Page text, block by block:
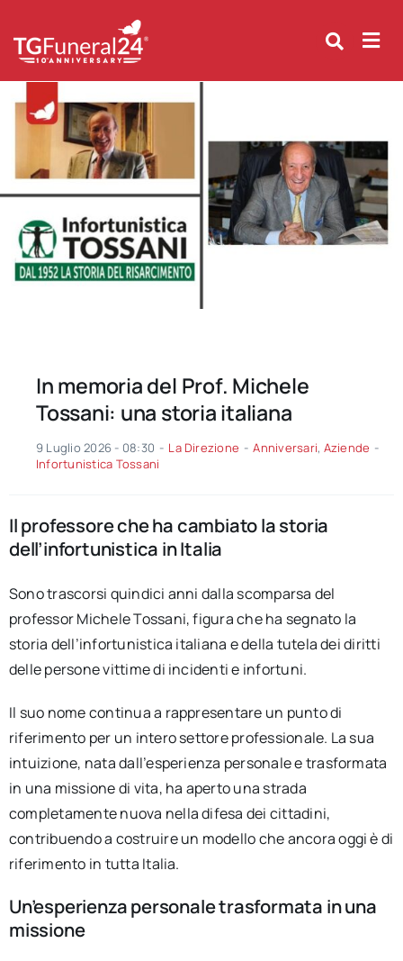
content
In memoria del Prof. Michele
Tossani: una storia italiana
9 Luglio 2026 - 08:30 - La Direzione - Anniversari, Aziende -
Infortunistica Tossani
Il professore che ha cambiato la storia
dell’infortunistica in Italia
Sono trascorsi quindici anni dalla scomparsa del
professor Michele Tossani, figura che ha segnato la
storia dell’infortunistica italiana e della tutela dei diritti
delle persone vittime di incidenti e infortuni.
Il suo nome continua a rappresentare un punto di
riferimento per un intero settore professionale. La sua
intuizione, nata dall’esperienza personale e trasformata
in una missione di vita, ha aperto una strada
completamente nuova nella difesa dei cittadini,
contribuendo a costruire un modello che ancora oggi è di
riferimento in tutta Italia.
Un’esperienza personale trasformata in una
missione